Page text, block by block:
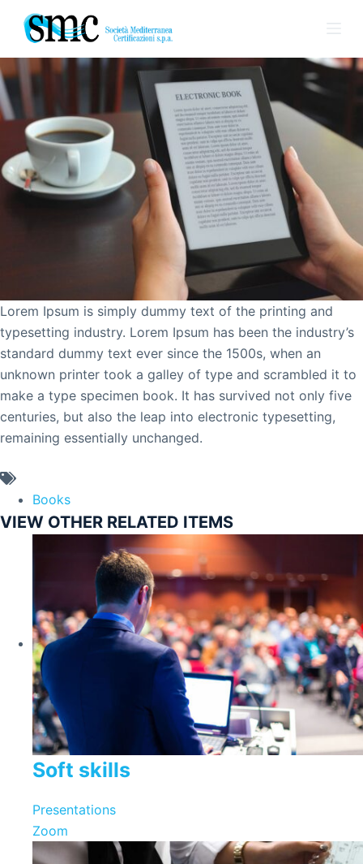
S
l
t
c
o
t
o
Electronic book
Will update later!
Lorem Ipsum is simply dummy text of the printing and
typesetting industry. Lorem Ipsum has been the industry’s
standard dummy text ever since the 1500s, when an
unknown printer took a galley of type and scrambled it to
make a type specimen book. It has survived not only five
centuries, but also the leap into electronic typesetting,
remaining essentially unchanged.
Books
VIEW OTHER RELATED ITEMS
Soft skills
Presentations
Zoom